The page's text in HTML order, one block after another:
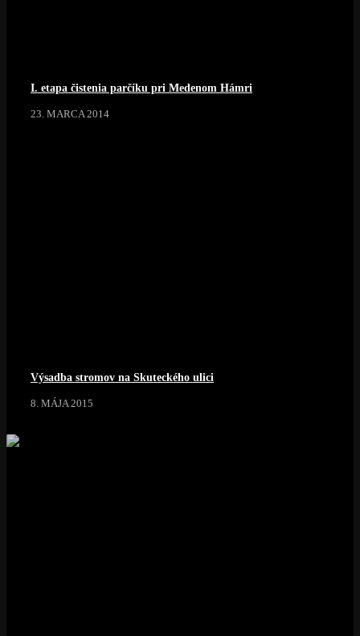
I. etapa čistenia parčíku pri Medenom Hámri
23. MARCA 2014
Výsadba stromov na Skuteckého ulici
8. MÁJA 2015